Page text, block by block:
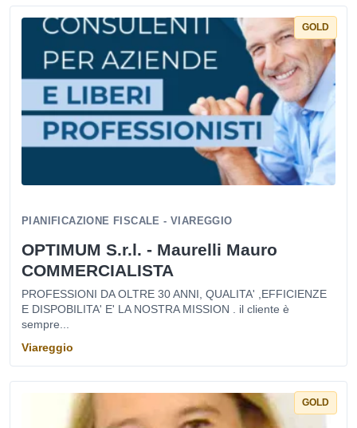
GOLD
PIANIFICAZIONE FISCALE - VIAREGGIO
OPTIMUM S.r.l. - Maurelli Mauro
COMMERCIALISTA
PROFESSIONI DA OLTRE 30 ANNI, QUALITA' ,EFFICIENZE
E DISPOBILITA' E' LA NOSTRA MISSION . il cliente è
sempre...
Viareggio
GOLD